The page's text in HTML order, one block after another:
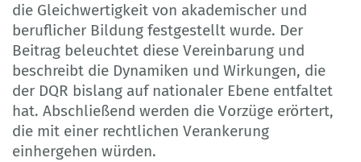
die Gleichwertigkeit von akademischer und
beruflicher Bildung festgestellt wurde. Der
Beitrag beleuchtet diese Vereinbarung und
beschreibt die Dynamiken und Wirkungen, die
der DQR bislang auf nationaler Ebene entfaltet
hat. Abschließend werden die Vorzüge erörtert,
die mit einer rechtlichen Verankerung
einhergehen würden.